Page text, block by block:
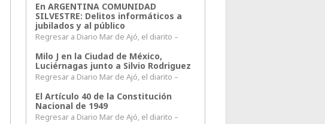
En ARGENTINA COMUNIDAD
SILVESTRE: Delitos informáticos a
jubilados y al público
Regresar a Diario Mar de Ajó, el diarito –
Milo J en la Ciudad de México,
Luciérnagas junto a Silvio Rodriguez
Regresar a Diario Mar de Ajó, el diarito –
El Artículo 40 de la Constitución
Nacional de 1949
Regresar a Diario Mar de Ajó, el diarito –